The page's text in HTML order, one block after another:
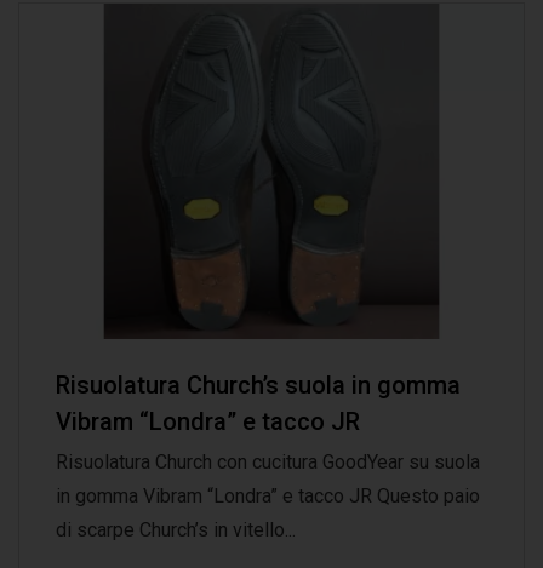
Risuolatura Church’s suola in gomma
Vibram “Londra” e tacco JR
Risuolatura Church con cucitura GoodYear su suola
in gomma Vibram “Londra” e tacco JR Questo paio
di scarpe Church’s in vitello...